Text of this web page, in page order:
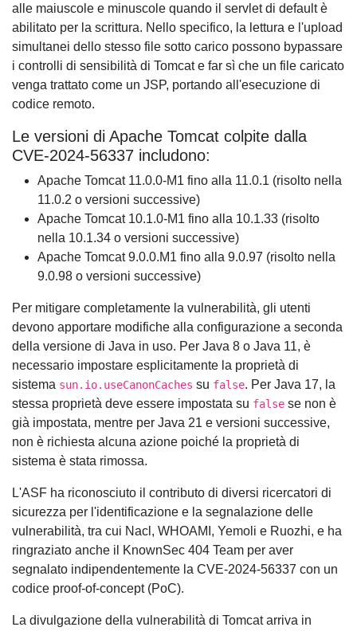
alle maiuscole e minuscole quando il servlet di default è
abilitato per la scrittura. Nello specifico, la lettura e l'upload
simultanei dello stesso file sotto carico possono bypassare
i controlli di sensibilità di Tomcat e far sì che un file caricato
venga trattato come un JSP, portando all'esecuzione di
codice remoto.
Le versioni di Apache Tomcat colpite dalla
CVE-2024-56337 includono:
Apache Tomcat 11.0.0-M1 fino alla 11.0.1 (risolto nella
11.0.2 o versioni successive)
Apache Tomcat 10.1.0-M1 fino alla 10.1.33 (risolto
nella 10.1.34 o versioni successive)
Apache Tomcat 9.0.0.M1 fino alla 9.0.97 (risolto nella
9.0.98 o versioni successive)
Per mitigare completamente la vulnerabilità, gli utenti
devono apportare modifiche alla configurazione a seconda
della versione di Java in uso. Per Java 8 o Java 11, è
necessario impostare esplicitamente la proprietà di
sistema sun.io.useCanonCaches su false. Per Java 17, la
stessa proprietà deve essere impostata su false se non è
già impostata, mentre per Java 21 e versioni successive,
non è richiesta alcuna azione poiché la proprietà di
sistema è stata rimossa.
L'ASF ha riconosciuto il contributo di diversi ricercatori di
sicurezza per l'identificazione e la segnalazione delle
vulnerabilità, tra cui Nacl, WHOAMI, Yemoli e Ruozhi, e ha
ringraziato anche il KnownSec 404 Team per aver
segnalato indipendentemente la CVE-2024-56337 con un
codice proof-of-concept (PoC).
La divulgazione della vulnerabilità di Tomcat arriva in